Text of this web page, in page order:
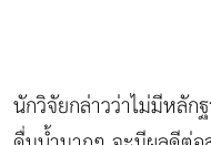
นักวิจัยกล่าวว่าไม่มีหลัก